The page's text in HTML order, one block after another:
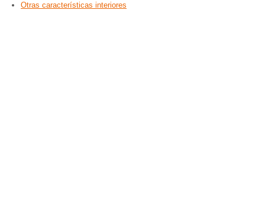
Otras características interiores